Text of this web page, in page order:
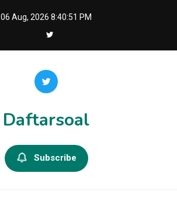
06 Aug, 2026 8:40:51 PM
Daftarsoal
Subscribe